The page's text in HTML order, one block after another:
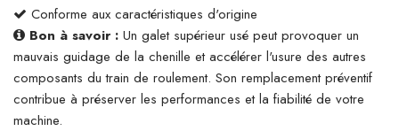
Conforme aux caractéristiques d'origine
Bon à savoir : Un galet supérieur usé peut provoquer un
mauvais guidage de la chenille et accélérer l'usure des autres
composants du train de roulement. Son remplacement préventif
contribue à préserver les performances et la fiabilité de votre
machine.